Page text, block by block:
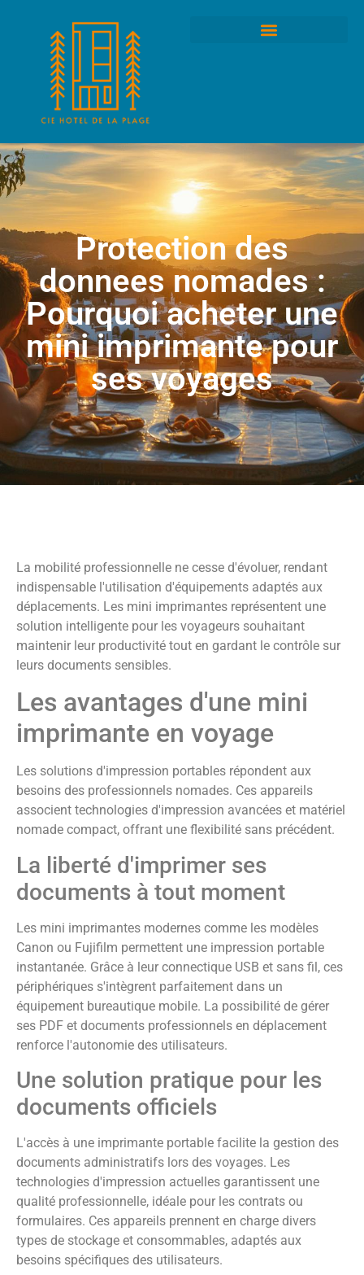
Protection des
donnees nomades :
Pourquoi acheter une
mini imprimante pour
ses voyages
La mobilité professionnelle ne cesse d'évoluer, rendant
indispensable l'utilisation d'équipements adaptés aux
déplacements. Les mini imprimantes représentent une
solution intelligente pour les voyageurs souhaitant
maintenir leur productivité tout en gardant le contrôle sur
leurs documents sensibles.
Les avantages d'une mini
imprimante en voyage
Les solutions d'impression portables répondent aux
besoins des professionnels nomades. Ces appareils
associent technologies d'impression avancées et matériel
nomade compact, offrant une flexibilité sans précédent.
La liberté d'imprimer ses
documents à tout moment
Les mini imprimantes modernes comme les modèles
Canon ou Fujifilm permettent une impression portable
instantanée. Grâce à leur connectique USB et sans fil, ces
périphériques s'intègrent parfaitement dans un
équipement bureautique mobile. La possibilité de gérer
ses PDF et documents professionnels en déplacement
renforce l'autonomie des utilisateurs.
Une solution pratique pour les
documents officiels
L'accès à une imprimante portable facilite la gestion des
documents administratifs lors des voyages. Les
technologies d'impression actuelles garantissent une
qualité professionnelle, idéale pour les contrats ou
formulaires. Ces appareils prennent en charge divers
types de stockage et consommables, adaptés aux
besoins spécifiques des utilisateurs.